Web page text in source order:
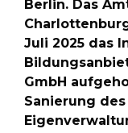
Berlin. Das
Juli 2025 das
GmbH
Sanierung